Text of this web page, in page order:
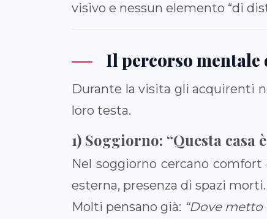
visivo e nessun elemento “di
Il percorso mentale
Durante la visita gli acquirenti
loro testa.
1) Soggiorno: “Questa
Nel soggiorno cercano
esterna, presenza di spazi morti.
Molti pensano già: “Dove